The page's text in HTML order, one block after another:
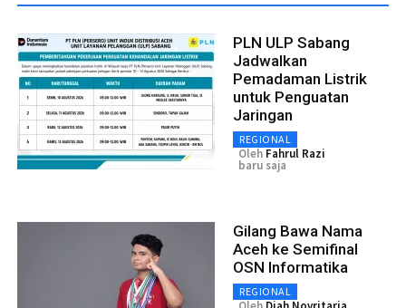
PLN ULP Sabang
Jadwalkan
Pemadaman Listrik
untuk Penguatan
Jaringan
REGIONAL
Oleh Fahrul Razi
baru saja
Gilang Bawa Nama
Aceh ke Semifinal
OSN Informatika
REGIONAL